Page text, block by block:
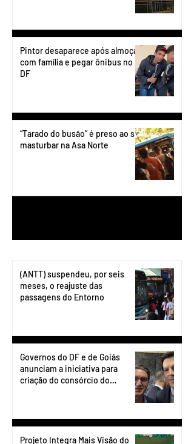
Pintor desaparece após almoçar
com família e pegar ônibus no
DF
“Tarado do busão” é preso ao se
masturbar na Asa Norte
(ANTT) suspendeu, por seis
meses, o reajuste das
passagens do Entorno
Governos do DF e de Goiás
anunciam a iniciativa para
criação do consórcio do
Projeto Integra Mais Visão do